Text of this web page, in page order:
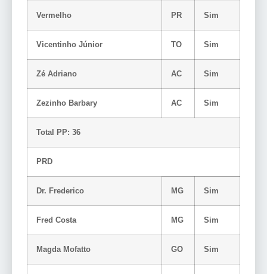
Vermelho PR Sim
Vicentinho Júnior TO Sim
Zé Adriano AC Sim
Zezinho Barbary AC Sim
Total PP: 36
PRD
Dr. Frederico MG Sim
Fred Costa MG Sim
Magda Mofatto GO Sim